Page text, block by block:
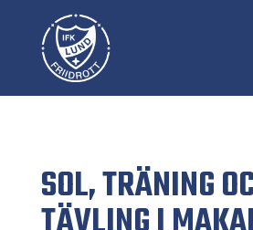
SOL, TRÄNING